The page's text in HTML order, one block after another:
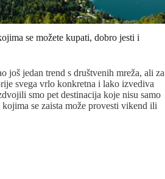
se možete kupati, dobro jesti i
još jedan trend s društvenih mreža, ali za
svega vrlo konkretna i lako izvediva
smo pet destinacija koje nisu samo
se zaista može provesti vikend ili